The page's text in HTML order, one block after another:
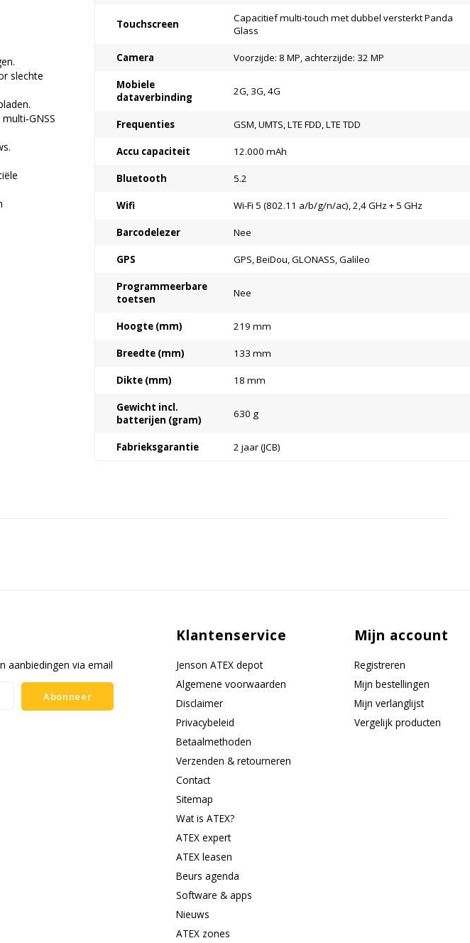
slechte
Touchscreen
Capacitief multi-touch met dubbel versterkt Panda
Glass
Camera Voorzijde: 8 MP, achterzijde: 32 MP
Mobiele
dataverbinding
2G, 3G, 4G
Frequenties GSM, UMTS, LTE FDD, LTE TDD
Accu capaciteit 12.000 mAh
Bluetooth 5.2
Wifi Wi-Fi 5 (802.11 a/b/g/n/ac), 2,4 GHz + 5 GHz
Barcodelezer Nee
GPS GPS, BeiDou, GLONASS, Galileo
Programmeerbare
toetsen
Nee
Hoogte (mm) 219 mm
Breedte (mm) 133 mm
Dikte (mm) 18 mm
Gewicht incl.
batterijen (gram)
630 g
Fabrieksgarantie 2 jaar (JCB)
aanbiedingen via email
Abonneer
Klantenservice
Jenson ATEX depot
Algemene voorwaarden
Disclaimer
Privacybeleid
Betaalmethoden
Verzenden & retourneren
Contact
Sitemap
Wat is ATEX?
ATEX expert
ATEX leasen
Beurs agenda
Software & apps
Nieuws
ATEX zones
Mijn account
Registreren
Mijn bestellingen
Mijn verlanglijst
Vergelijk producten